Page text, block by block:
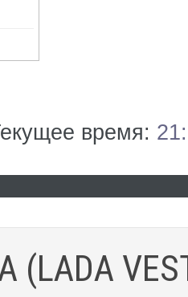
время: